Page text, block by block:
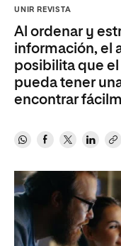
UNIR REVISTA
Al ordenar y
información, el
posibilita que
pueda tener
encontrar